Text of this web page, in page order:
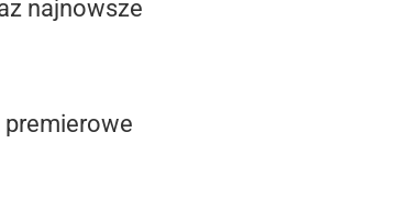
najnowsze
premierowe